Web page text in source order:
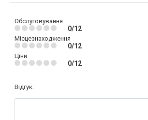
Обслуговування
0/12
Місцезнаходження
0/12
Ціни
0/12
Відгук: